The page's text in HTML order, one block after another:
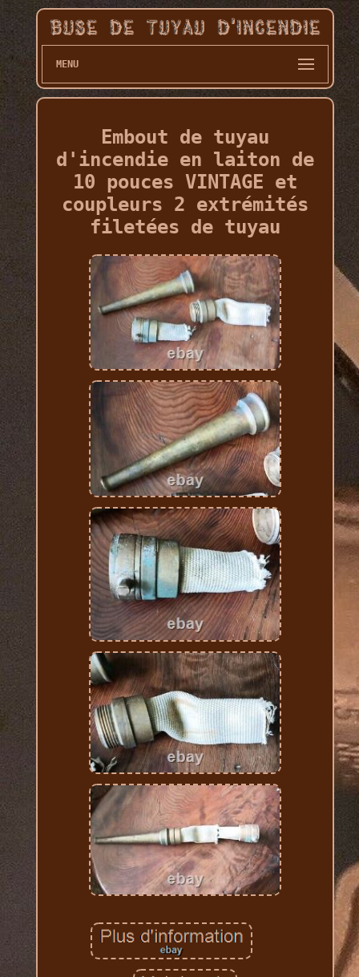
MENU
Embout de tuyau
d'incendie en laiton de
10 pouces VINTAGE et
coupleurs 2 extrémités
filetées de tuyau